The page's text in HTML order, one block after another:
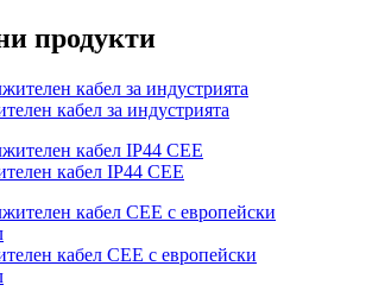
продукти
кабел за индустрията
кабел IP44 CEE
кабел CEE с европейски